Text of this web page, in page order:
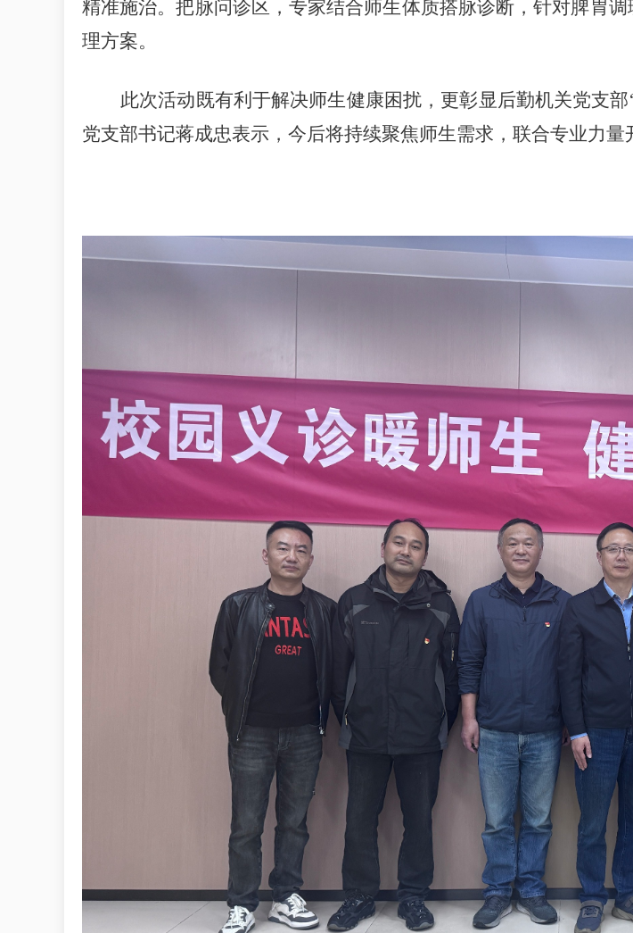
精准施治。把脉问诊区，专家结合师生体质搭脉诊断，针对脾胃
理方案。
此次活动既有利于解决师生健康困扰，更彰显后勤机关党支部
党支部书记蒋成忠表示，今后将持续聚焦师生需求，联合专业力